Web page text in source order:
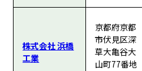
株式会社 浜橋
工業
京都府京都
市伏見区深
草大亀谷大
山町77番地